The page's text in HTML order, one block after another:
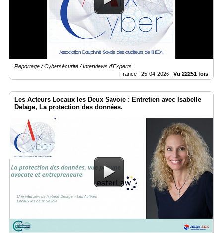
Reportage / Cybersécurité / Interviews d'Experts
France | 25-04-2026 Vu 22251 fois
Les Acteurs Locaux les Deux Savoie : Entretien avec Isabelle
Delage, La protection des données.